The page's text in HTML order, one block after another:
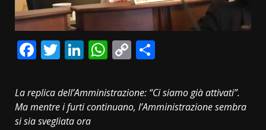
Facebook
Twitter
LinkedIn
WhatsApp
Copy
La replica dell’Amministrazione: “Ci siamo già attivati”.
Ma mentre i furti continuano, l’Amministrazione sembra
si sia svegliata ora